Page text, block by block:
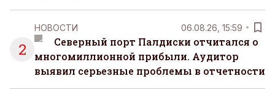
2
НОВОСТИ 06.08.26, 15:59
Северный порт Палдиски отчитался о
многомиллионной прибыли. Аудитор
выявил серьезные проблемы в отчетности